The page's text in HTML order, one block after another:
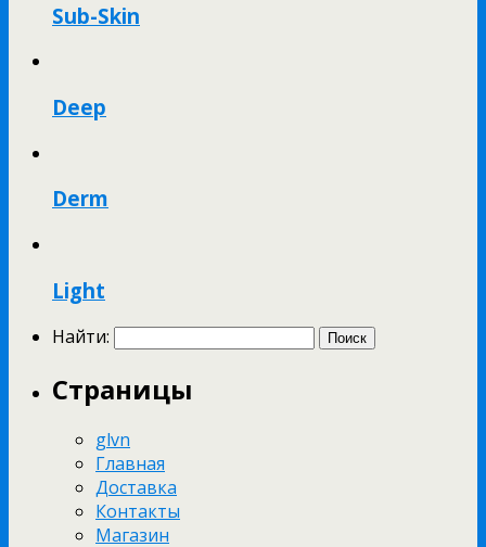
Sub-Skin
Deep
Derm
Light
Найти:
Страницы
glvn
Главная
Доставка
Контакты
Магазин